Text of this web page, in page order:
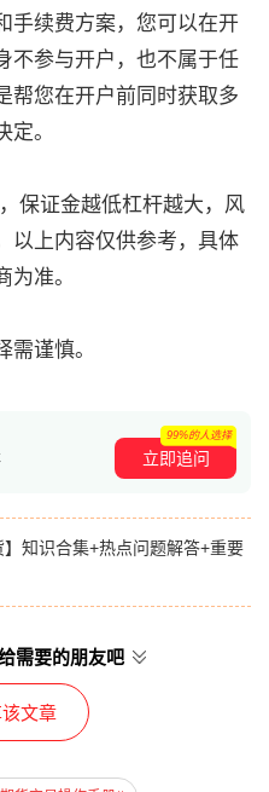
手续费方案，您可以在开
不参与开户，也不属于任
帮您在开户前同时获取多
。
保证金越低杠杆越大，风
以上内容仅供参考，具体
准。
谨慎。
立即追问
99%的人选择
知识合集+热点问题解答+重要
需要的朋友吧
文章